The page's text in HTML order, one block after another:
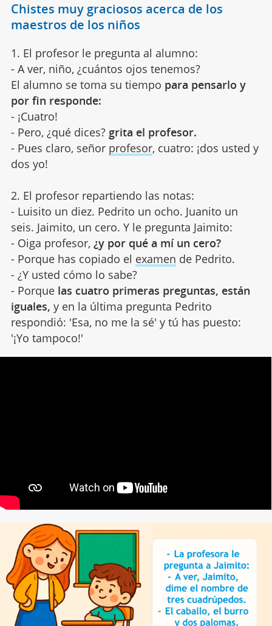
Chistes muy graciosos acerca de los
maestros de los niños
1. El profesor le pregunta al alumno:
- A ver, niño, ¿cuántos ojos tenemos?
El alumno se toma su tiempo para pensarlo y
por fin responde:
- ¡Cuatro!
- Pero, ¿qué dices? grita el profesor.
- Pues claro, señor profesor, cuatro: ¡dos usted y
dos yo!
2. El profesor repartiendo las notas:
- Luisito un diez. Pedrito un ocho. Juanito un
seis. Jaimito, un cero. Y le pregunta Jaimito:
- Oiga profesor, ¿y por qué a mí un cero?
- Porque has copiado el examen de Pedrito.
- ¿Y usted cómo lo sabe?
- Porque las cuatro primeras preguntas, están
iguales, y en la última pregunta Pedrito
respondió: 'Esa, no me la sé' y tú has puesto:
'¡Yo tampoco!'